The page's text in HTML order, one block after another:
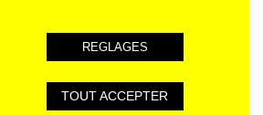
données personnelles
REGLAGES
TOUT ACCEPTER